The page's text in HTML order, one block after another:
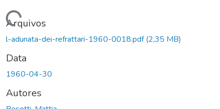
Carregando...
Arquivos
l-adunata-dei-refrattari-1960-0018.pdf(2,35 MB)
Data
1960-04-30
Autores